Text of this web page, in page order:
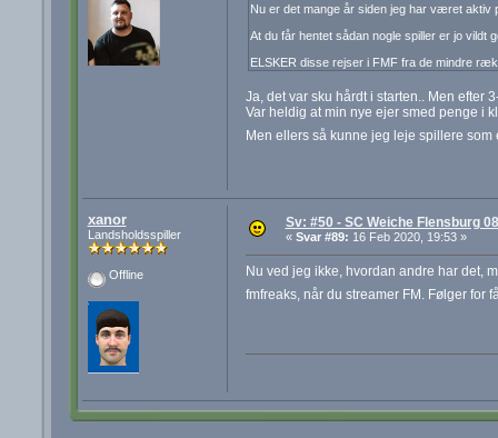
Nu er det mange år siden jeg har været aktiv
At du får hentet sådan nogle spiller er jo vildt
ELSKER disse rejser i FMF fra de mindre
Ja, det var sku hårdt i starten.. Men efter
Var heldig at min nye ejer smed penge i
Men ellers så kunne jeg leje spillere
xanor
Landsholdsspiller
Offline
Sv: #50 - SC Weiche Flensburg
« Svar #89: 16 Feb 2020, 19:53 »
Nu ved jeg ikke, hvordan andre har det,
fmfreaks, når du streamer FM. Følger for